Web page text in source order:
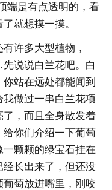
端是有点透明的，看
就想摸一摸。
许多大型植物，
说说白兰花吧。白
站在远处都能闻到
做过一串白兰花项
，而且全身散发着
你们介绍一下葡萄
颗颗的绿宝石挂在
长出来了，但还没
萄放进嘴里，刚咬